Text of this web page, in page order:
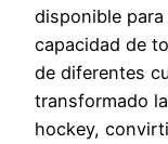
disponible
capacidad de
de diferentes
transformado
hockey,